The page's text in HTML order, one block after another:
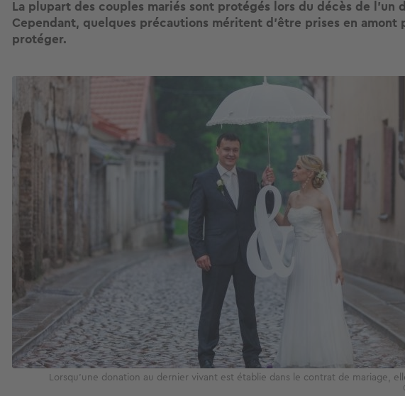
La plupart des couples mariés sont protégés lors du décès de l’un
Cependant, quelques précautions méritent d’être prises en amont
protéger.
Lorsqu'une donation au dernier vivant est établie dans le contrat de mariage,